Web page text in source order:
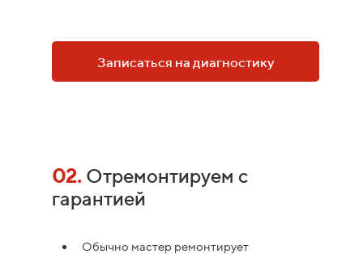
Записаться на диагностику
02. Отремонтируем с
гарантией
Обычно мастер ремонтирует